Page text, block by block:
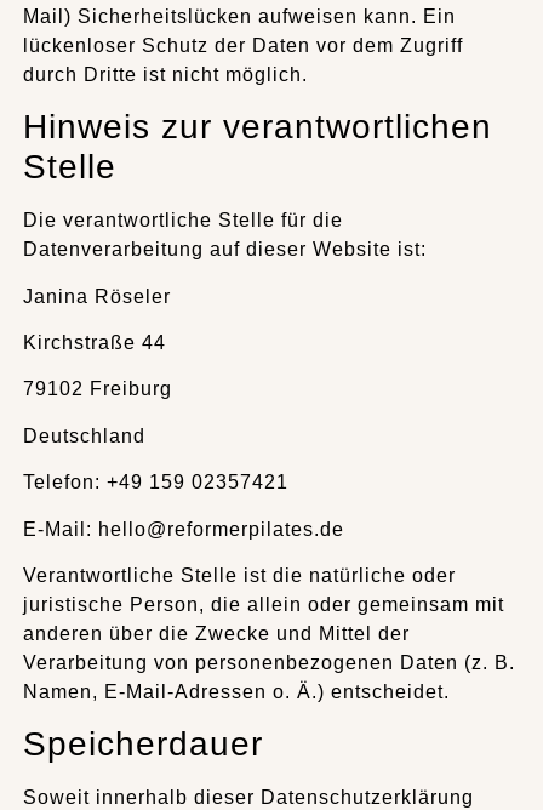
Mail) Sicherheitslücken aufweisen kann. Ein
lückenloser Schutz der Daten vor dem Zugriff
durch Dritte ist nicht möglich.
Hinweis zur verantwortlichen
Stelle
Die verantwortliche Stelle für die
Datenverarbeitung auf dieser Website ist:
Janina Röseler
Kirchstraße 44
79102 Freiburg
Deutschland
Telefon: +49 159 02357421
E-Mail: hello@reformerpilates.de
Verantwortliche Stelle ist die natürliche oder
juristische Person, die allein oder gemeinsam mit
anderen über die Zwecke und Mittel der
Verarbeitung von personenbezogenen Daten (z. B.
Namen, E-Mail-Adressen o. Ä.) entscheidet.
Speicherdauer
Soweit innerhalb dieser Datenschutzerklärung